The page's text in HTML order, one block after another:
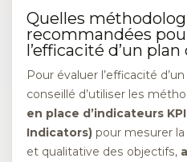
Quelles
recommandées
l’efficacité d’un
Pour évaluer l’efficacité
conseillé d’utiliser les
en place d’indicateurs
Indicators) pour mesurer
et qualitative des objectifs,